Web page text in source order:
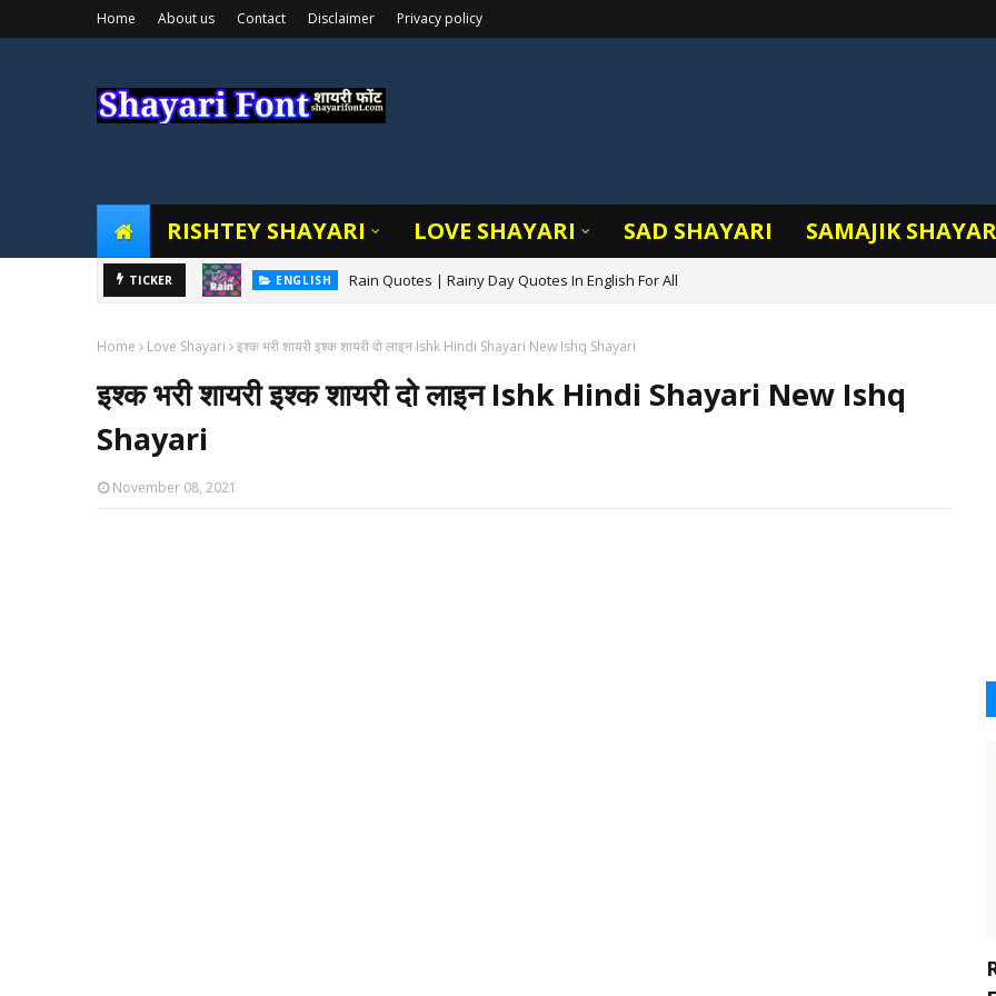
Home About us Contact Disclaimer Privacy policy
RISHTEY SHAYARI LOVE SHAYARI SAD SHAYARI SAMAJIK
TICKER ENGLISH Rain Quotes | Rainy Day Quotes In English For All
Home Love Shayari इश्क भरी शायरी इश्क शायरी दो लाइन Ishk Hindi Shayari New Ishq Shayari
इश्क भरी शायरी इश्क शायरी दो लाइन Ishk Hindi Shayari New Ishq
Shayari
November 08, 2021